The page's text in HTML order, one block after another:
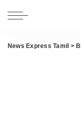
News Express Tamil >